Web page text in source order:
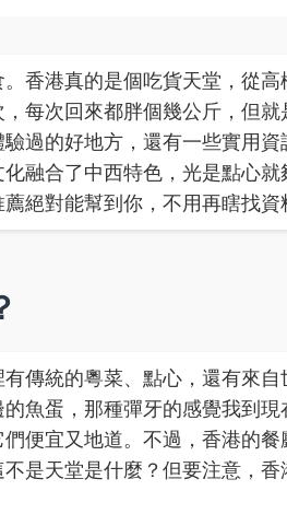
香港真的是個吃貨天堂，從
每次回來都胖個幾公斤，但
過的好地方，還有一些實用
融合了中西特色，光是點心就
絕對能幫到你，不用再瞎找資
傳統的粵菜、點心，還有來
魚蛋，那種彈牙的感覺我到
便宜又地道。不過，香港的餐
是天堂是什麼？但要注意，